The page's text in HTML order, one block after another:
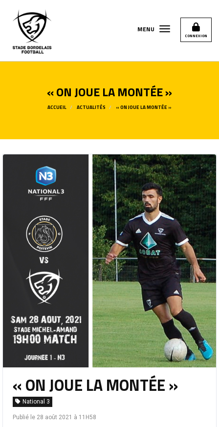
CONNEXION
MENU
« ON JOUE LA MONTÉE »
ACCUEIL ACTUALITÉS « ON JOUE LA MONTÉE »
« ON JOUE LA MONTÉE »
National 3
Publié le 28 août 2021 à 11H58